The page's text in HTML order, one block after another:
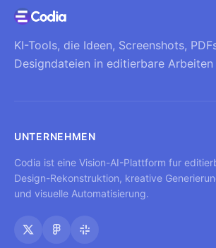
KI-Tools, die Ideen, Screenshots,
Designdateien in editierbare
UNTERNEHMEN
Codia ist eine Vision-AI-Plattform fur
Design-Rekonstruktion, kreative
und visuelle Automatisierung.